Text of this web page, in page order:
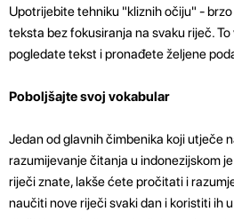
Upotrijebite tehniku ​​"kliznih očiju" -
teksta bez fokusiranja na svaku riječ.
pogledate tekst i pronađete željene
Poboljšajte svoj vokabular
Jedan od glavnih čimbenika koji utječe
razumijevanje čitanja u indonezijskom
riječi znate, lakše ćete pročitati i
naučiti nove riječi svaki dan i koristiti ih